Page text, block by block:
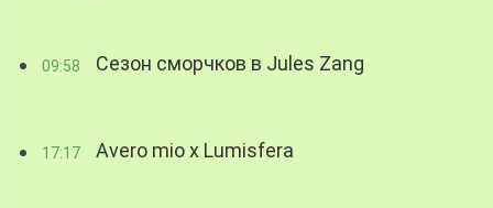
09:58 Сезон сморчков в Jules Zang
17:17 Avero mio x Lumisfera